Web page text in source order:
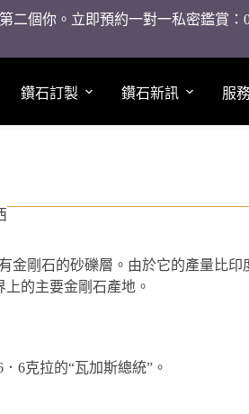
二個你。立即預約一對一私密鑑賞：
鑽石訂製 鑽石新訊 服
金剛石的砂礫層。由於它的產量比印
的主要金剛石產地。
6克拉的“瓦加斯總統”。